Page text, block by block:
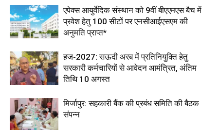
एपेक्स आयुर्वेदिक संस्थान को 9वीं बीएएमएस बैच में
प्रवेश हेतु 100 सीटों पर एनसीआईएसएम की
अनुमति प्राप्त*
हज-2027: सऊदी अरब में प्रतिनियुक्ति हेतु
सरकारी कर्मचारियों से आवेदन आमंत्रित, अंतिम
तिथि 10 अगस्त
मिर्जापुर: सहकारी बैंक की प्रबंध समिति की बैठक
संपन्न